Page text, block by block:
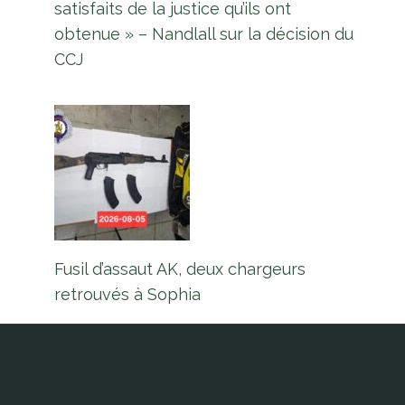
satisfaits de la justice qu’ils ont
obtenue » – Nandlall sur la décision du
CCJ
Fusil d’assaut AK, deux chargeurs
retrouvés à Sophia